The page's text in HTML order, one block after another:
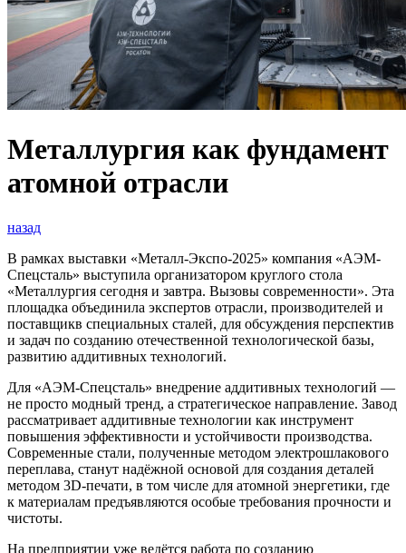
Металлургия как фундамент
атомной отрасли
назад
В рамках выставки «Металл-Экспо-2025» компания «АЭМ-
Спецсталь» выступила организатором круглого стола
«Металлургия сегодня и завтра. Вызовы современности». Эта
площадка объединила экспертов отрасли, производителей и
поставщикв специальных сталей, для обсуждения перспектив
и задач по созданию отечественной технологической базы,
развитию аддитивных технологий.
Для «АЭМ-Спецсталь» внедрение аддитивных технологий —
не просто модный тренд, а стратегическое направление. Завод
рассматривает аддитивные технологии как инструмент
повышения эффективности и устойчивости производства.
Современные стали, полученные методом электрошлакового
переплава, станут надёжной основой для создания деталей
методом 3D-печати, в том числе для атомной энергетики, где
к материалам предъявляются особые требования прочности и
чистоты.
На предприятии уже ведётся работа по созданию